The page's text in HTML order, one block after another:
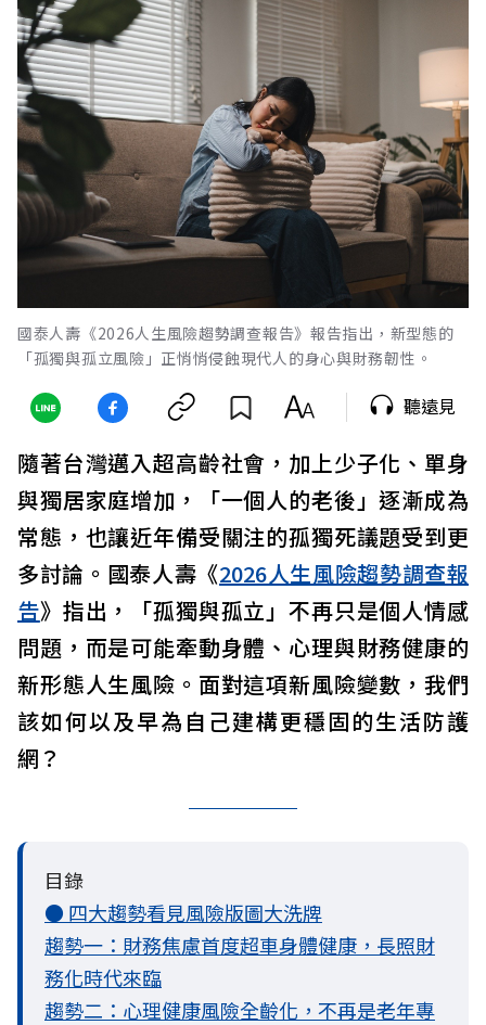
國泰人壽《2026人生風險趨勢調查報告》報告指出，新型態的
「孤獨與孤立風險」正悄悄侵蝕現代人的身心與財務韌性。
聽遠見
隨著台灣邁入超高齡社會，加上少子化、單身
與獨居家庭增加，「一個人的老後」逐漸成為
常態，也讓近年備受關注的孤獨死議題受到更
多討論。國泰人壽《2026人生風險趨勢調查報
告》指出，「孤獨與孤立」不再只是個人情感
問題，而是可能牽動身體、心理與財務健康的
新形態人生風險。面對這項新風險變數，我們
該如何以及早為自己建構更穩固的生活防護
網？
目錄
● 四大趨勢看見風險版圖大洗牌
趨勢一：財務焦慮首度超車身體健康，長照財
務化時代來臨
趨勢二：心理健康風險全齡化，不再是老年專